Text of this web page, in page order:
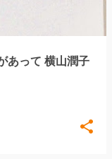
あって 横山潤子